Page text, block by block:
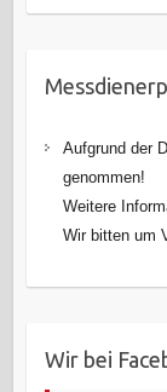
Aufgrund der
genommen!
Weitere
Wir bitten um
Wir bei